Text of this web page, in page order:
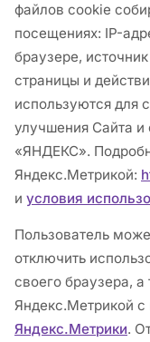
файлов cookie
посещениях: IP-
браузере,
страницы и
используются для
улучшения Сайта
«ЯНДЕКС».
Яндекс.Метрикой:
и условия
Пользователь
отключить
своего браузера, а
Яндекс.Метрикой
Яндекс.Метрики.